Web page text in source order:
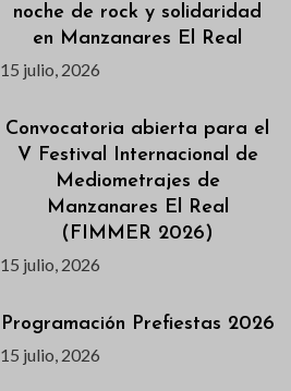
noche de rock y solidaridad
en Manzanares El Real
15 julio, 2026
Convocatoria abierta para el
V Festival Internacional de
Mediometrajes de
Manzanares El Real
(FIMMER 2026)
15 julio, 2026
Programación Prefiestas 2026
15 julio, 2026